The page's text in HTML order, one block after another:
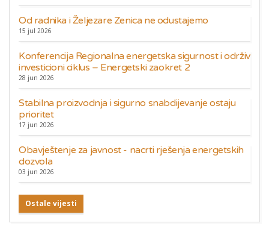
Od radnika i Željezare Zenica ne odustajemo
15 jul 2026
Konferencija Regionalna energetska sigurnost i održiv
investicioni ciklus – Energetski zaokret 2
28 jun 2026
Stabilna proizvodnja i sigurno snabdijevanje ostaju
prioritet
17 jun 2026
Obavještenje za javnost - nacrti rješenja energetskih
dozvola
03 jun 2026
Ostale vijesti